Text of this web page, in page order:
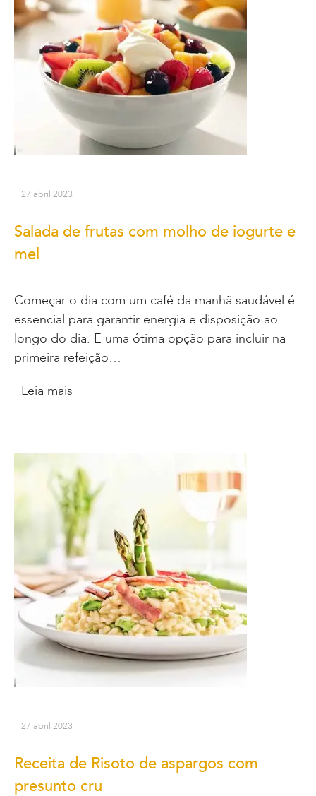
27 abril 2023
Salada de frutas com molho de iogurte e
mel
Começar o dia com um café da manhã saudável é
essencial para garantir energia e disposição ao
longo do dia. E uma ótima opção para incluir na
primeira refeição…
Leia mais
27 abril 2023
Receita de Risoto de aspargos com
presunto cru